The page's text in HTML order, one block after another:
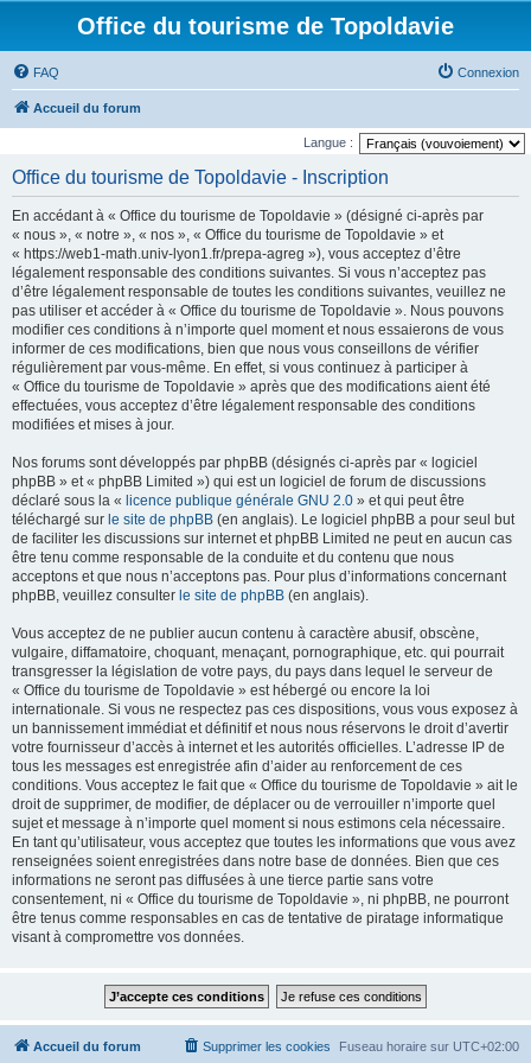
Office du tourisme de Topoldavie
FAQ Connexion
Accueil du forum
Langue :
Office du tourisme de Topoldavie - Inscription
En accédant à « Office du tourisme de Topoldavie » (désigné ci-après par
« nous », « notre », « nos », « Office du tourisme de Topoldavie » et
« https://web1-math.univ-lyon1.fr/prepa-agreg »), vous acceptez d’être
légalement responsable des conditions suivantes. Si vous n’acceptez pas
d’être légalement responsable de toutes les conditions suivantes, veuillez ne
pas utiliser et accéder à « Office du tourisme de Topoldavie ». Nous pouvons
modifier ces conditions à n’importe quel moment et nous essaierons de vous
informer de ces modifications, bien que nous vous conseillons de vérifier
régulièrement par vous-même. En effet, si vous continuez à participer à
« Office du tourisme de Topoldavie » après que des modifications aient été
effectuées, vous acceptez d’être légalement responsable des conditions
modifiées et mises à jour.
Nos forums sont développés par phpBB (désignés ci-après par « logiciel
phpBB » et « phpBB Limited ») qui est un logiciel de forum de discussions
déclaré sous la « licence publique générale GNU 2.0 » et qui peut être
téléchargé sur le site de phpBB (en anglais). Le logiciel phpBB a pour seul but
de faciliter les discussions sur internet et phpBB Limited ne peut en aucun cas
être tenu comme responsable de la conduite et du contenu que nous
acceptons et que nous n’acceptons pas. Pour plus d’informations concernant
phpBB, veuillez consulter le site de phpBB (en anglais).
Vous acceptez de ne publier aucun contenu à caractère abusif, obscène,
vulgaire, diffamatoire, choquant, menaçant, pornographique, etc. qui pourrait
transgresser la législation de votre pays, du pays dans lequel le serveur de
« Office du tourisme de Topoldavie » est hébergé ou encore la loi
internationale. Si vous ne respectez pas ces dispositions, vous vous exposez à
un bannissement immédiat et définitif et nous nous réservons le droit d’avertir
votre fournisseur d’accès à internet et les autorités officielles. L’adresse IP de
tous les messages est enregistrée afin d’aider au renforcement de ces
conditions. Vous acceptez le fait que « Office du tourisme de Topoldavie » ait le
droit de supprimer, de modifier, de déplacer ou de verrouiller n’importe quel
sujet et message à n’importe quel moment si nous estimons cela nécessaire.
En tant qu’utilisateur, vous acceptez que toutes les informations que vous avez
renseignées soient enregistrées dans notre base de données. Bien que ces
informations ne seront pas diffusées à une tierce partie sans votre
consentement, ni « Office du tourisme de Topoldavie », ni phpBB, ne pourront
être tenus comme responsables en cas de tentative de piratage informatique
visant à compromettre vos données.
Accueil du forum Fuseau horaire sur UTC+02:00
Supprimer les cookies